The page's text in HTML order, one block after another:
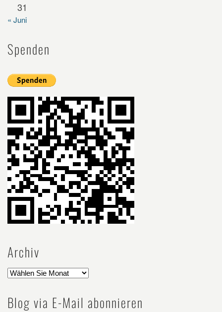
31
« Juni
Spenden
Archiv
Blog via E-Mail abonnieren